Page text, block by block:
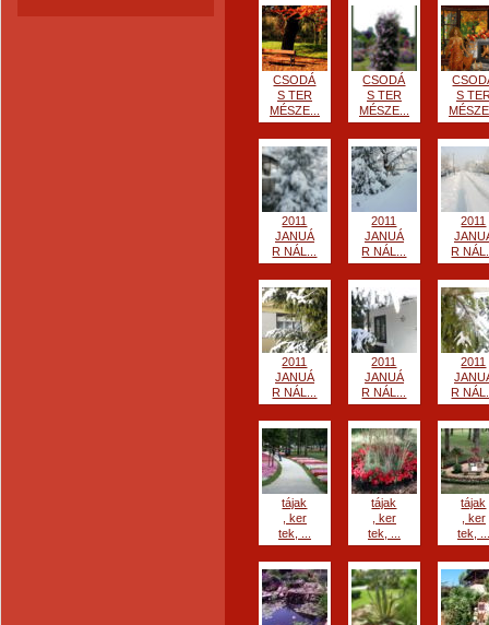
CSODÁ
S TER
MÉSZE...
CSODÁ
S TER
MÉSZE...
S
2011
JANUÁ
R NÁL...
2011
JANUÁ
R NÁL...
2011
R
2011
JANUÁ
R NÁL...
2011
JANUÁ
R NÁL...
2011
R
tájak
, ker
tek, ...
tájak
, ker
tek, ...
tájak
, ker
tek, ...